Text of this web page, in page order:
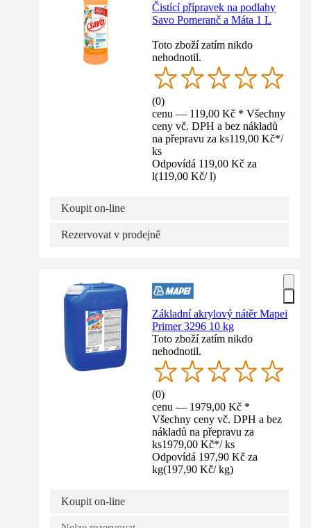
Čistící přípravek na podlahy
Savo Pomeranč a Máta 1 L
Toto zboží zatím nikdo
nehodnotil.
(0)
cenu — 119,00 Kč * Všechny
ceny vč. DPH a bez nákladů
na přepravu za ks119,00 Kč*/
ks
Odpovídá 119,00 Kč za
l(119,00 Kč/ l)
Koupit on-line
Rezervovat v prodejně
Základní akrylový nátěr Mapei
Primer 3296 10 kg
Toto zboží zatím nikdo
nehodnotil.
(0)
cenu — 1979,00 Kč *
Všechny ceny vč. DPH a bez
nákladů na přepravu za
ks1979,00 Kč*/ ks
Odpovídá 197,90 Kč za
kg(197,90 Kč/ kg)
Koupit on-line